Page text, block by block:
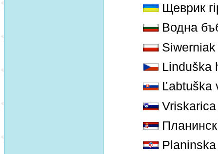
Щеврик
Водна
Siwerniak
Linduška
Ľabtuška
Vriskarica